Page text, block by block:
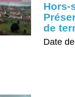
Hors-
de
Date